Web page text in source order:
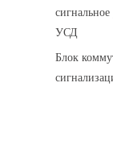
сигнальное
УСД
Блок